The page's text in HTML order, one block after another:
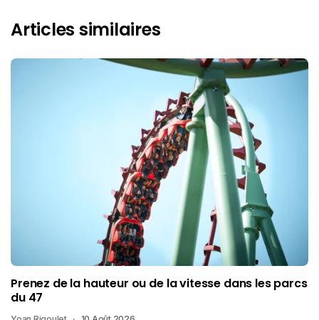
Articles similaires
Prenez de la hauteur ou de la vitesse dans les parcs
du 47